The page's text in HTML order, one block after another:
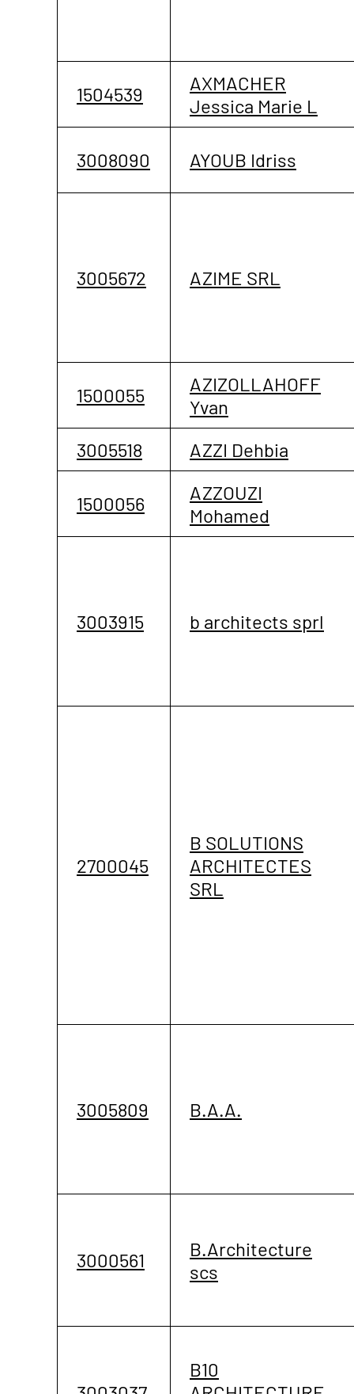
1504539
AXMACHER
Jessica Marie L
3008090 AYOUB Idriss
3005672 AZIME SRL
1500055
AZIZOLLAHOFF
Yvan
3005518
AZZI Dehbia
1500056
AZZOUZI
Mohamed
3003915 b architects sprl
2700045
B SOLUTIONS
ARCHITECTES
SRL
3005809 B.A.A.
3000561
B.Architecture
scs
B10